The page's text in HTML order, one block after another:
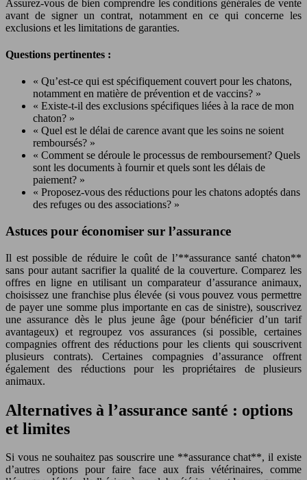
Assurez-vous de bien comprendre les conditions générales de vente
avant de signer un contrat, notamment en ce qui concerne les
exclusions et les limitations de garanties.
Questions pertinentes :
« Qu’est-ce qui est spécifiquement couvert pour les chatons,
notamment en matière de prévention et de vaccins? »
« Existe-t-il des exclusions spécifiques liées à la race de mon
chaton? »
« Quel est le délai de carence avant que les soins ne soient
remboursés? »
« Comment se déroule le processus de remboursement? Quels
sont les documents à fournir et quels sont les délais de
paiement? »
« Proposez-vous des réductions pour les chatons adoptés dans
des refuges ou des associations? »
Astuces pour économiser sur l’assurance
Il est possible de réduire le coût de l’**assurance santé chaton**
sans pour autant sacrifier la qualité de la couverture. Comparez les
offres en ligne en utilisant un comparateur d’assurance animaux,
choisissez une franchise plus élevée (si vous pouvez vous permettre
de payer une somme plus importante en cas de sinistre), souscrivez
une assurance dès le plus jeune âge (pour bénéficier d’un tarif
avantageux) et regroupez vos assurances (si possible, certaines
compagnies offrent des réductions pour les clients qui souscrivent
plusieurs contrats). Certaines compagnies d’assurance offrent
également des réductions pour les propriétaires de plusieurs
animaux.
Alternatives à l’assurance santé : options
et limites
Si vous ne souhaitez pas souscrire une **assurance chat**, il existe
d’autres options pour faire face aux frais vétérinaires, comme